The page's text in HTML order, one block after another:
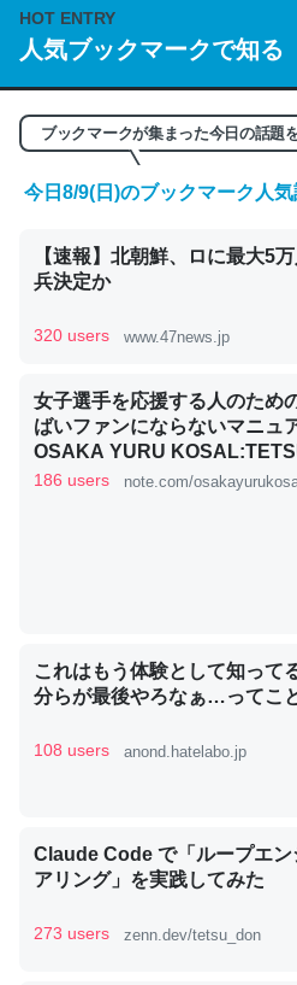
https://
/064121
─GPTの仕組みと限界についての考察
くらい。小説でいう「ずっと前
ど、短期記憶というには多い分
かりやすく強くなりそう
昆虫ってカルシウム少ないのか
コオロギのカルシウム分はエビ
─ニュース :: 【研究発表】昆虫学の
論文では「淡水はカルシウムも
利だから両方が拮抗してるので
ずキチンを強化してる筈だが、
─ニュース :: 【研究発表】昆虫学の大
いのか」に関する新仮説
HOT ENTRY
人気ブックマークで知る
ブックマークが集まった今日の話題
今日8/9(日)のブックマーク人
【速報】北朝鮮、ロに最大5
兵決定か
320 users www.47news.jp
女子選手を応援する人のため
ばいファンにならないマニュ
OSAKA YURU
KITAMOTO
186 users note.com/
これはもう体験として知って
分らが最後やろなぁ…ってこ
108 users anond.hatelabo.jp
Claude Code で「ループエン
アリング」を実践してみた
273 users zenn.dev/tetsu_don